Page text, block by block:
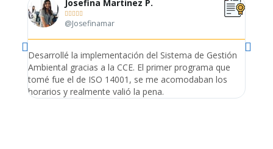
Josefina Martinez P.

@Josefinamar
Desarrollé la implementación del Sistema de Gestión
Ambiental gracias a la CCE. El primer programa que
tomé fue el de ISO 14001, se me acomodaban los
horarios y realmente valió la pena.
Lleve